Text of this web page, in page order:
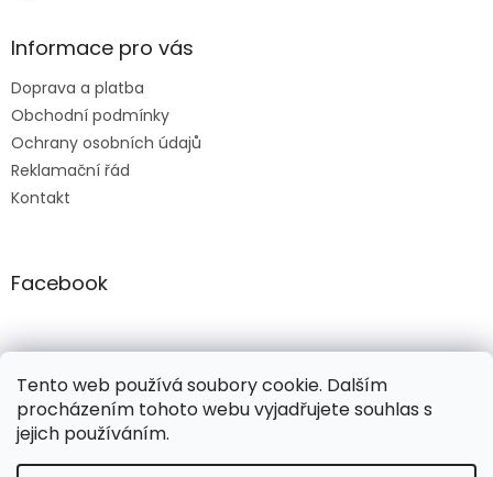
Tento web používá soubory cookie. Dalším
procházením tohoto webu vyjadřujete souhlas s
jejich používáním.
Informace pro vás
Doprava a platba
Obchodní podmínky
Ochrany osobních údajů
Reklamační řád
Kontakt
Facebook